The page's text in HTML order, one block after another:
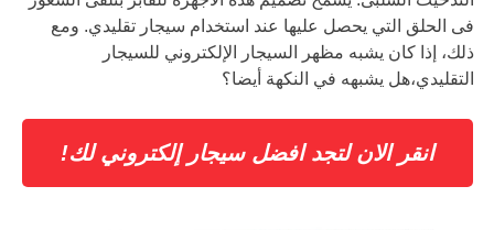
فى الحلق التي يحصل عليها عند استخدام سيجار تقليدي. ومع
ذلك، إذا كان يشبه مظهر السيجار الإلكتروني للسيجار
التقليدي،هل يشبهه في النكهة أيضا؟
انقر الان لتجد افضل سيجار إلكتروني لك!